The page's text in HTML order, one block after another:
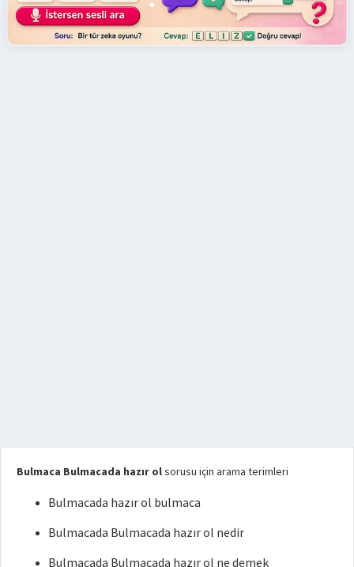
Bulmaca Bulmacada hazır olsorusu için arama terimleri
Bulmacada hazır ol bulmaca
Bulmacada Bulmacada hazır ol nedir
Bulmacada Bulmacada hazır ol ne demek